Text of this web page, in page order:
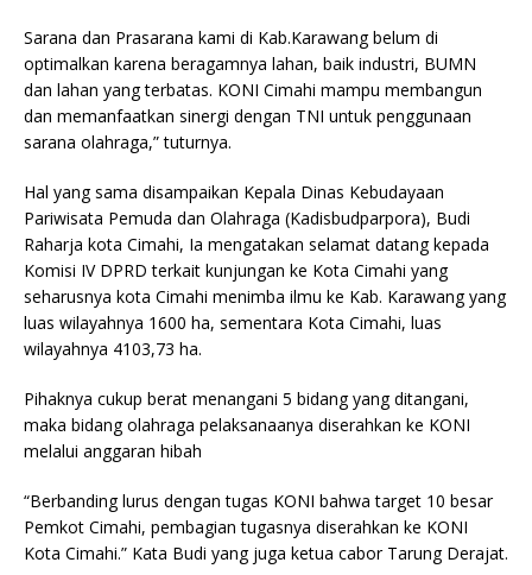
Sarana dan Prasarana kami di Kab.Karawang belum di
optimalkan karena beragamnya lahan, baik industri, BUMN
dan lahan yang terbatas. KONI Cimahi mampu membangun
dan memanfaatkan sinergi dengan TNI untuk penggunaan
sarana olahraga,” tuturnya.
Hal yang sama disampaikan Kepala Dinas Kebudayaan
Pariwisata Pemuda dan Olahraga (Kadisbudparpora), Budi
Raharja kota Cimahi, Ia mengatakan selamat datang kepada
Komisi IV DPRD terkait kunjungan ke Kota Cimahi yang
seharusnya kota Cimahi menimba ilmu ke Kab. Karawang yang
luas wilayahnya 1600 ha, sementara Kota Cimahi, luas
wilayahnya 4103,73 ha.
Pihaknya cukup berat menangani 5 bidang yang ditangani,
maka bidang olahraga pelaksanaanya diserahkan ke KONI
melalui anggaran hibah
“Berbanding lurus dengan tugas KONI bahwa target 10 besar
Pemkot Cimahi, pembagian tugasnya diserahkan ke KONI
Kota Cimahi.” Kata Budi yang juga ketua cabor Tarung Derajat.